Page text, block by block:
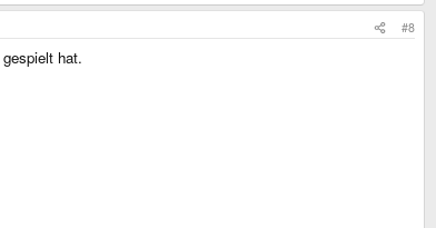
#8
hat.